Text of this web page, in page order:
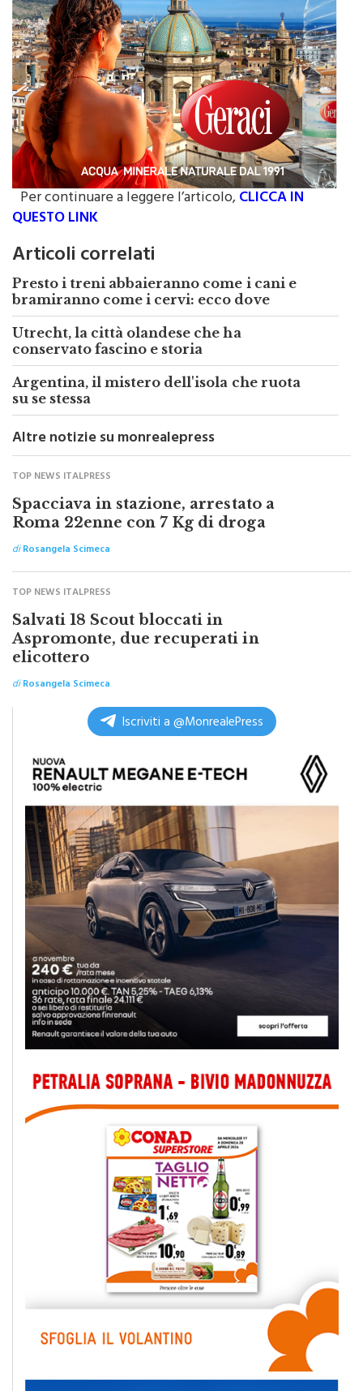
Per continuare a leggere l’articolo,
QUESTO LINK
Articoli correlati
Presto i treni abbaieranno come i cani e
bramiranno come i cervi: ecco dove
Utrecht, la città olandese che ha
conservato fascino e storia
Argentina, il mistero dell'isola che ruota
su se stessa
Altre notizie su monrealepress
TOP NEWS ITALPRESS
Spacciava in stazione, arrestato a
Roma 22enne con 7 Kg di droga
diRosangela Scimeca
TOP NEWS ITALPRESS
Salvati 18 Scout bloccati in
Aspromonte, due recuperati in
elicottero
di
Rosangela Scimeca